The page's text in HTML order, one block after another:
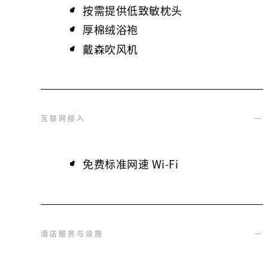
按需提供低致敏枕头
厚棉绒浴袍
戴森吹风机
互联网接入
免费标准网速 Wi-Fi
酒店服务与设施